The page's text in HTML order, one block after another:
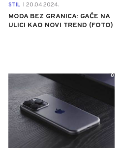
STIL 20.04.2024.
MODA BEZ GRANICA: GAĆE NA
ULICI KAO NOVI TREND (FOTO)
0